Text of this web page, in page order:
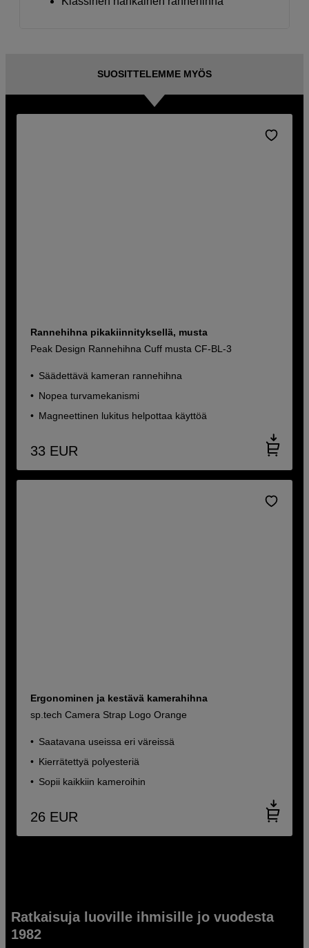
SUOSITTELEMME MYÖS
Rannehihna pikakiinnityksellä, musta
Peak Design Rannehihna Cuff musta CF-BL-3
Säädettävä kameran rannehihna
Nopea turvamekanismi
Magneettinen lukitus helpottaa käyttöä
33 EUR
Ergonominen ja kestävä kamerahihna
sp.tech Camera Strap Logo Orange
Saatavana useissa eri väreissä
Kierrätettyä polyesteriä
Sopii kaikkiin kameroihin
26 EUR
Ratkaisuja luoville ihmisille jo vuodesta
1982